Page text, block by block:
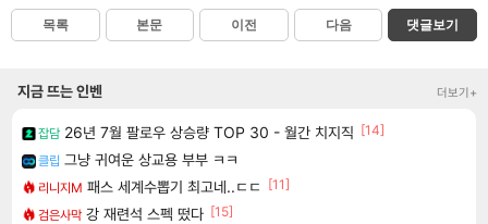
목록 본문 이전 다음 댓글보기
지금 뜨는 인벤 더보기+
잡담 26년 7월 팔로우 상승량 TOP 30 - 월간 치지직 [14]
클립 그냥 귀여운 상교용 부부 ㅋㅋ
리니지M 패스 세계수뽑기 최고네..ㄷㄷ
[11]
검은사막 강 재련석 스펙 떴다 [15]